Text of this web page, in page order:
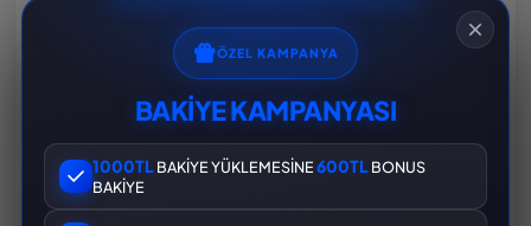
MASKARA PUBG MOBİLE RANDOM HESAP PAKETİ
149.9 TL 300 TL
149.9 TL
ÖZEL KAMPANYA
BAKİYE KAMPANYASI
1000TLBAKİYE YÜKLEMESİNE600TLBONUS
BAKİYE